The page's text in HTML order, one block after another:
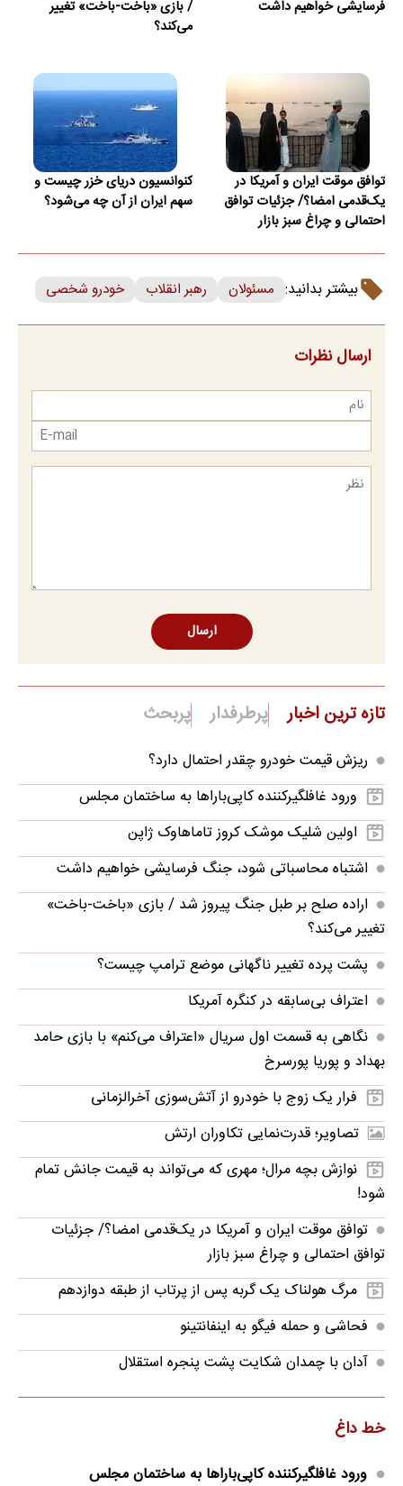
فرسایشی خواهیم داشت
/ بازی «باخت-باخت» تغییر
می‌کند؟
توافق موقت ایران و آمریکا در
یک‌قدمی امضا؟/ جزئیات توافق
احتمالی و چراغ سبز بازار
کنوانسیون دریای خزر چیست و
سهم ایران از آن چه می‌شود؟
بیشتر بدانید: مسئولان رهبر انقلاب خودرو شخصی
ارسال نظرات
ارسال
تازه ترین اخبار پرطرفدار پربحث
ریزش قیمت خودرو چقدر احتمال دارد؟
ورود غافلگیرکننده کاپی‌باراها به ساختمان مجلس
اولین شلیک موشک کروز تاماهاوک ژاپن
اشتباه محاسباتی شود، جنگ فرسایشی خواهیم داشت
اراده صلح بر طبل جنگ پیروز شد / بازی «باخت-باخت»
تغییر می‌کند؟
پشت پرده تغییر ناگهانی موضع ترامپ چیست؟
اعتراف بی‌سابقه در کنگره آمریکا
نگاهی به قسمت اول سریال «اعتراف می‌کنم» با بازی حامد
بهداد و پوریا پورسرخ
فرار یک زوج با خودرو از آتش‌سوزی آخرالزمانی
تصاویر؛ قدرت‌نمایی تکاوران ارتش
نوازش بچه مرال؛ مهری که می‌تواند به قیمت جانش تمام
شود!
توافق موقت ایران و آمریکا در یک‌قدمی امضا؟/ جزئیات
توافق احتمالی و چراغ سبز بازار
مرگ هولناک یک گربه پس از پرتاب از طبقه دوازدهم
فحاشی و حمله فیگو به اینفانتینو
آدان با چمدان شکایت پشت پنجره استقلال
خط داغ
ورود غافلگیرکننده کاپی‌باراها به ساختمان مجلس